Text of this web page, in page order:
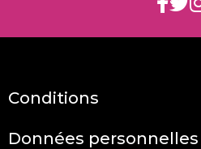
Conditions
Données personnelles